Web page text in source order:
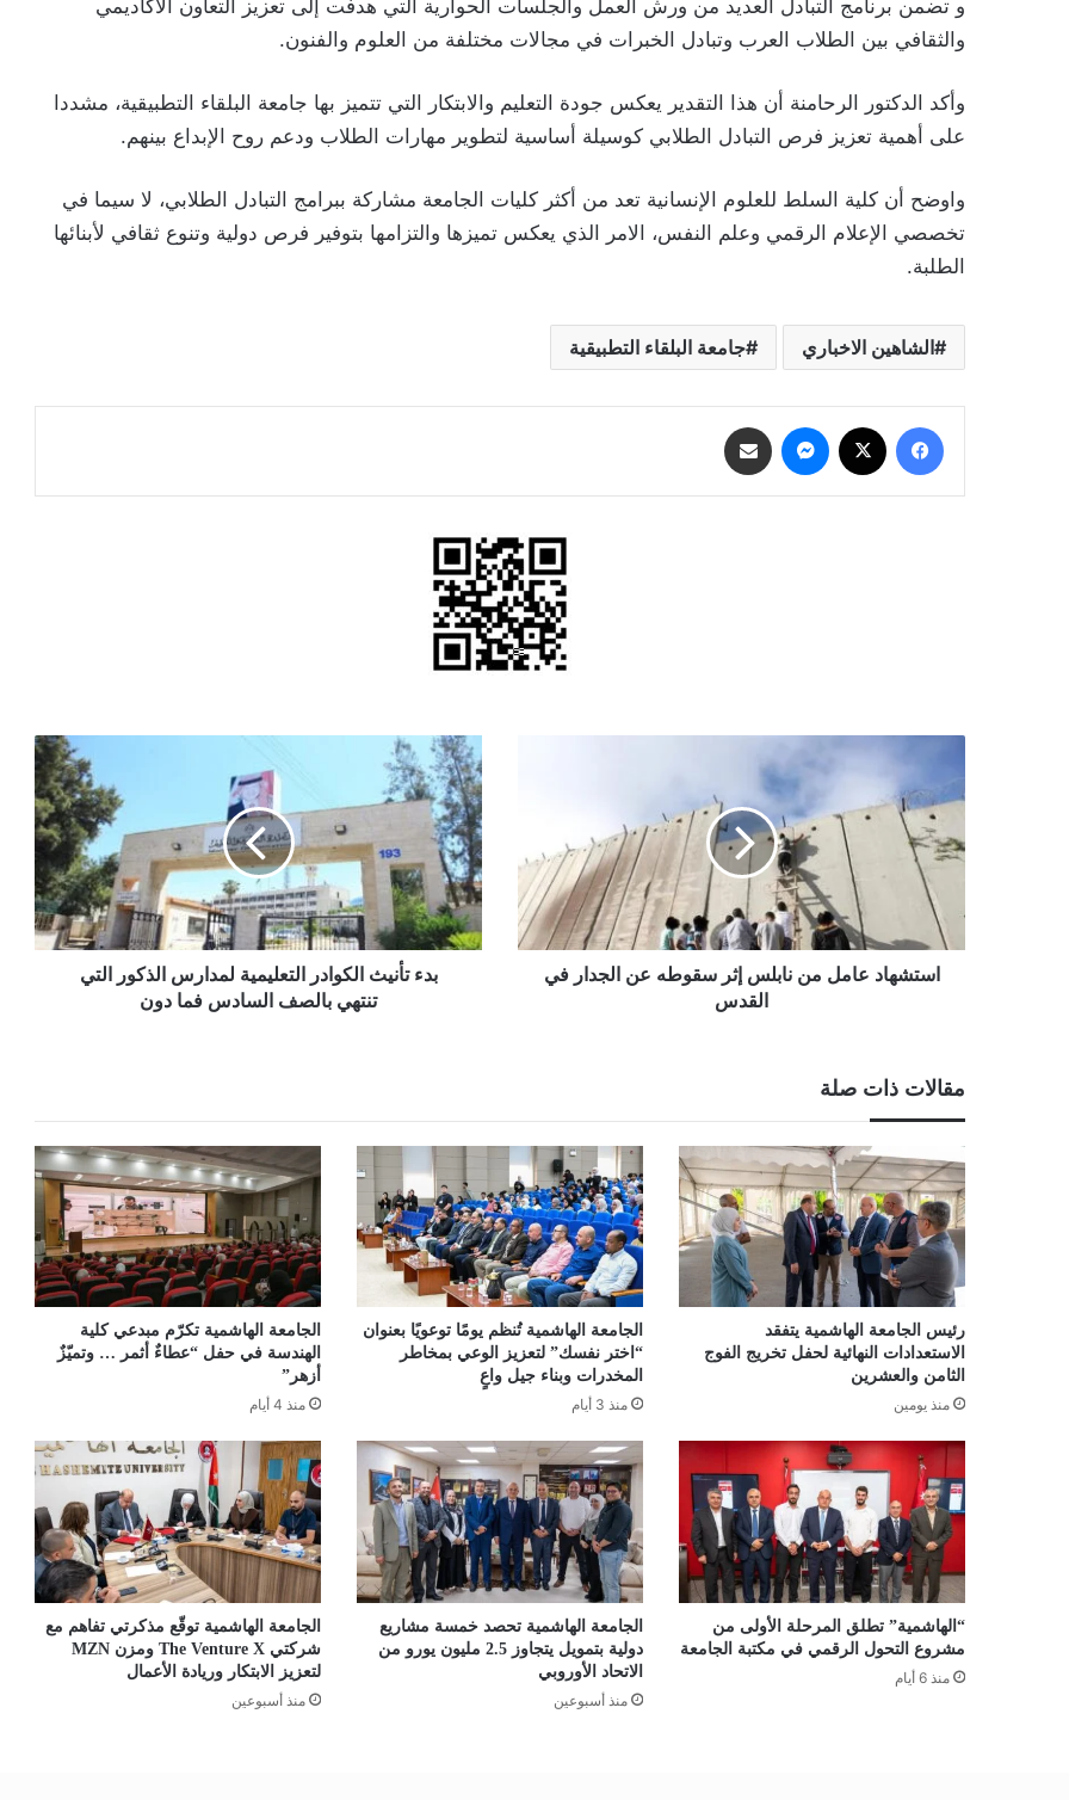
و تضمن برنامج التبادل العديد من ورش العمل والجلسات الحوارية التي هدفت إلى تعزيز التعاون الأكاديمي
والثقافي بين الطلاب العرب وتبادل الخبرات في مجالات مختلفة من العلوم والفنون.
وأكد الدكتور الرحامنة أن هذا التقدير يعكس جودة التعليم والابتكار التي تتميز بها جامعة البلقاء التطبيقية، مشددا
على أهمية تعزيز فرص التبادل الطلابي كوسيلة أساسية لتطوير مهارات الطلاب ودعم روح الإبداع بينهم.
واوضح أن كلية السلط للعلوم الإنسانية تعد من أكثر كليات الجامعة مشاركة ببرامج التبادل الطلابي، لا سيما في
تخصصي الإعلام الرقمي وعلم النفس، الامر الذي يعكس تميزها والتزامها بتوفير فرص دولية وتنوع ثقافي لأبنائها
الطلبة.
الشاهين الاخباري جامعة البلقاء التطبيقية
فيسبوك ماسنجر
من
نابلس
إثر
سقوطه
الجدار
في
القدساستشهاد عامل من نابلس إثر سقوطه عن الجدار في
القدس
بدء
تأنيث
الكوادر
التعليمية
لمدارس
الذكور
التي
تنتهي
بالصف
السادسبدء تأنيث الكوادر التعليمية لمدارس الذكور التي
تنتهي بالصف السادس فما دون
مقالات ذات صلة
رئيس الجامعة الهاشمية يتفقد
الاستعدادات النهائية لحفل تخريج الفوج
الثامن والعشرين
منذ يومين
الجامعة الهاشمية تُنظم يومًا توعويًا بعنوان
“اختر نفسك” لتعزيز الوعي بمخاطر
المخدرات وبناء جيل واعٍ
منذ 3 أيام
الجامعة الهاشمية تكرّم مبدعي كلية
الهندسة في حفل “عطاءٌ أثمر … وتميّزٌ
أزهر”
منذ 4 أيام
“الهاشمية” تطلق المرحلة الأولى من
مشروع التحول الرقمي في مكتبة الجامعة
منذ 6 أيام
الجامعة الهاشمية تحصد خمسة مشاريع
دولية بتمويل يتجاوز 2.5 مليون يورو من
الاتحاد الأوروبي
منذ أسبوعين
الجامعة الهاشمية توقّع مذكرتي تفاهم مع
شركتي The Venture X ومزن MZN
لتعزيز الابتكار وريادة الأعمال
منذ أسبوعين